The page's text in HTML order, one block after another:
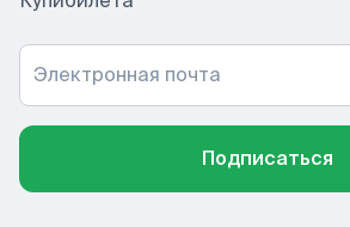
Электронная почта
Подписаться